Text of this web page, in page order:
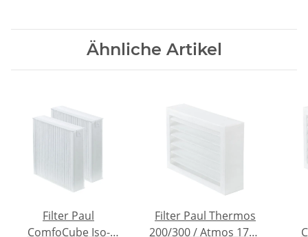
Ähnliche Artikel
Filter Paul
ComfoCube Iso-
Filter Paul Thermos
200/300 / Atmos 175 /